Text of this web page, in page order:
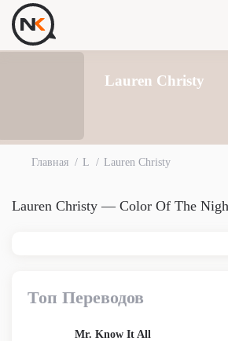
Lauren Christy
Главная L Lauren Christy
Lauren Christy — Color Of The
Топ Переводов
Mr. Know It All